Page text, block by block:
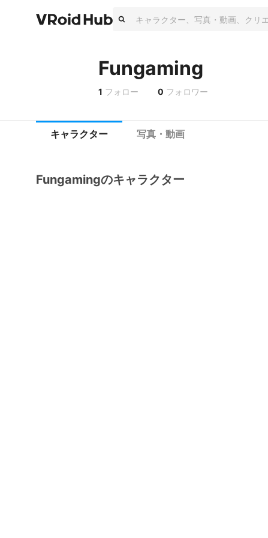
Fungaming
1 フォロー 0 フォロワー
キャラクター 写真・動画
Fungamingのキャラクター